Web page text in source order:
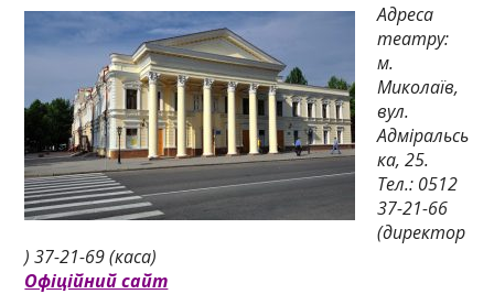
Адреса
театру:
м.
Миколаїв,
вул.
Адміральсь
ка, 25.
Тел.: 0512
37-21-66
(директор
) 37-21-69 (каса)
Офіційний сайт